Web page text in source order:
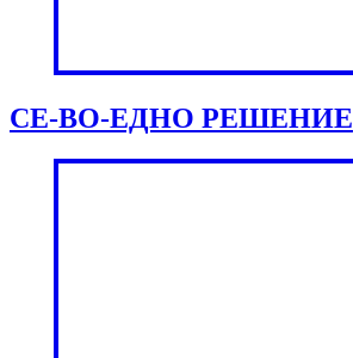
СЕ-ВО-ЕДНО РЕШЕНИЕ